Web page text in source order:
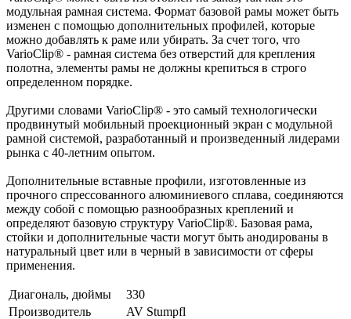
модульная рамная система. Формат базовой рамы может быть
изменен с помощью дополнительных профилей, которые
можно добавлять к раме или убирать. За счет того, что
VarioClip® - рамная система без отверстий для крепления
полотна, элементы рамы не должны крепиться в строго
определенном порядке.
Другими словами VarioClip® - это самый технологически
продвинутый мобильный проекционный экран с модульной
рамной системой, разработанный и произведенный лидерами
рынка с 40-летним опытом.
Дополнительные вставные профили, изготовленные из
прочного спрессованного алюминиевого сплава, соединяются
между собой с помощью разнообразных креплений и
определяют базовую структуру VarioClip®. Базовая рама,
стойки и дополнительные части могут быть анодированы в
натуральный цвет или в черный в зависимости от сферы
применения.
Диагональ, дюймы
330
Производитель
AV Stumpfl